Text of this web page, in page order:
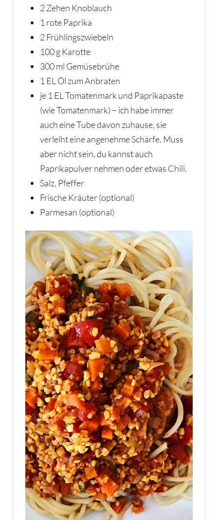
2 Zehen Knoblauch
1 rote Paprika
2 Frühlingszwiebeln
100 g Karotte
300 ml Gemüsebrühe
1 EL Öl zum Anbraten
je 1 EL Tomatenmark und Paprikapaste
(wie Tomatenmark) – ich habe immer
auch eine Tube davon zuhause, sie
verleiht eine angenehme Schärfe. Muss
aber nicht sein, du kannst auch
Paprikapulver nehmen oder etwas Chili.
Salz, Pfeffer
Frische Kräuter (optional)
Parmesan (optional)